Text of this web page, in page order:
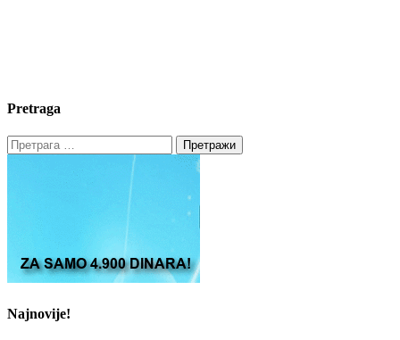
Pretraga
Претрага
за:
Najnovije!